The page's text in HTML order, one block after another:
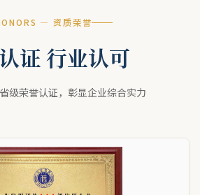
— 资质荣誉
证 行业认可
级荣誉认证，彰显企业综合实力